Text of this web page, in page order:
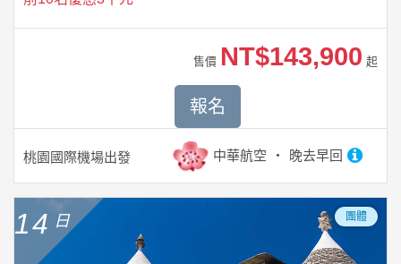
桃園國際機場出發 中華航空 晚去早回
售價 NT$143,900 起
報名
14 團體